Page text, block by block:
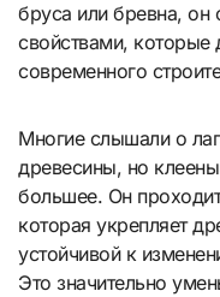
бруса или бревна, он
свойствами, которые
современного
Многие слышали о
древесины, но
большее. Он
которая укрепляет
устойчивой к
Это значительно